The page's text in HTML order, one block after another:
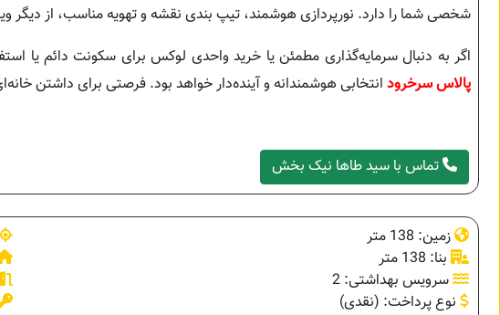
شخصی شما را دارد. نورپردازی هوشمند، تیپ بندی نقشه و تهویه مناسب، از دیگر
اگر به دنبال سرمایه‌گذاری مطمئن یا خرید واحدی لوکس برای سکونت دائم یا
پالاس سرخرود انتخابی هوشمندانه و آینده‌دار خواهد بود. فرصتی برای داشتن
تماس با سید طاها نیک بخش
زمین: 138 متر
بنا: 138 متر
سرویس بهداشتی: 2
نوع پرداخت: (نقدی)